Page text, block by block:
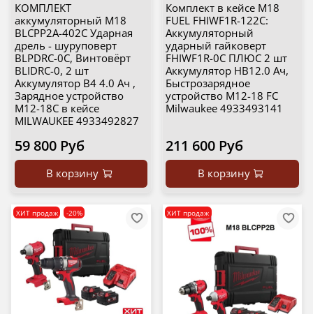
КОМПЛЕКТ
аккумуляторный M18
BLCPP2A-402C Ударная
дрель - шуруповерт
BLPDRC-0C, Винтовёрт
BLIDRC-0, 2 шт
Аккумулятор B4 4.0 Ач ,
Зарядное устройство
M12-18C в кейсе
MILWAUKEE 4933492827
59 800 Руб
В корзину
Комплект в кейсе M18
FUEL FHIWF1R-122С:
Аккумуляторный
ударный гайковерт
FHIWF1R-0С ПЛЮС 2 шт
Аккумулятор HB12.0 Ач,
Быстрозарядное
устройство M12-18 FC
Milwaukee 4933493141
211 600 Руб
В корзину
ХИТ продаж -20% ХИТ продаж